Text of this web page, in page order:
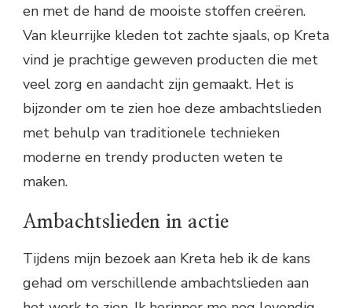
en met de hand de mooiste stoffen creëren.
Van kleurrijke kleden tot zachte sjaals, op Kreta
vind je prachtige geweven producten die met
veel zorg en aandacht zijn gemaakt. Het is
bijzonder om te zien hoe deze ambachtslieden
met behulp van traditionele technieken
moderne en trendy producten weten te
maken.
Ambachtslieden in actie
Tijdens mijn bezoek aan Kreta heb ik de kans
gehad om verschillende ambachtslieden aan